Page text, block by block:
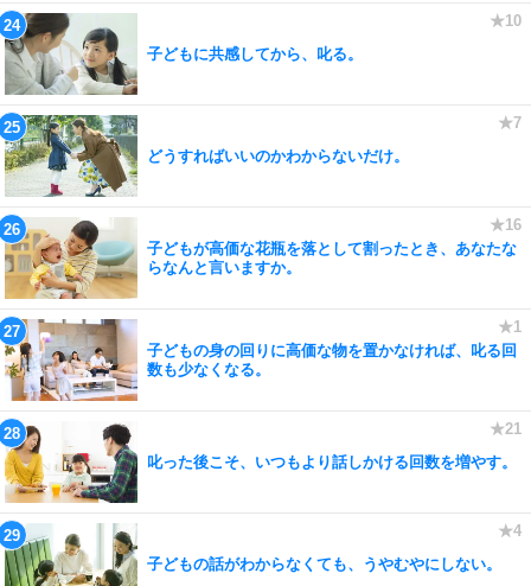
子どもに共感してから、叱る。
どうすればいいのかわからないだけ。
子どもが高価な花瓶を落として割ったとき、あなたな
らなんと言いますか。
子どもの身の回りに高価な物を置かなければ、叱る回
数も少なくなる。
叱った後こそ、いつもより話しかける回数を増やす。
子どもの話がわからなくても、うやむやにしない。